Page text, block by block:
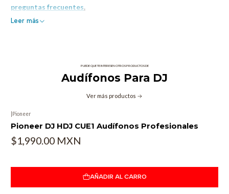
preguntas frecuentes.
Leer más
PUEDE QUE TE INTERESEN OTROS PRODUCTOS DE
Audífonos Para DJ
Ver más productos
Pioneer
Pioneer DJ HDJ CUE1 Audífonos Profesionales
$1,990.00 MXN
AÑADIR AL CARRO